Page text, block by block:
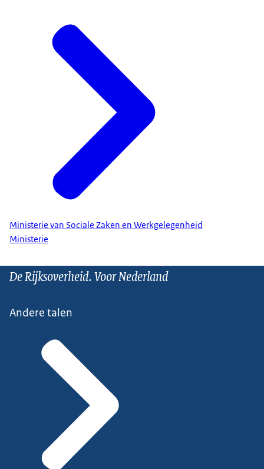
Ministerie van Sociale Zaken en Werkgelegenheid
Ministerie
De Rijksoverheid. Voor Nederland
Andere talen